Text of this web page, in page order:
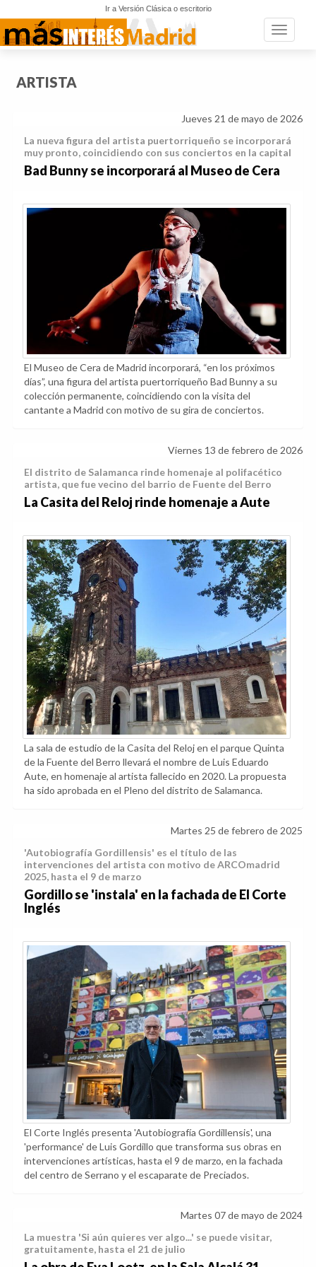
Ir a Versión Clásica o escritorio
Toggle
ARTISTA
Jueves 21 de mayo de 2026
La nueva figura del artista puertorriqueño se incorporará
muy pronto, coincidiendo con sus conciertos en la capital
Bad Bunny se incorporará al Museo de Cera
El Museo de Cera de Madrid incorporará, “en los próximos
días”, una figura del artista puertorriqueño Bad Bunny a su
colección permanente, coincidiendo con la visita del
cantante a Madrid con motivo de su gira de conciertos.
Viernes 13 de febrero de 2026
El distrito de Salamanca rinde homenaje al polifacético
artista, que fue vecino del barrio de Fuente del Berro
La Casita del Reloj rinde homenaje a Aute
La sala de estudio de la Casita del Reloj en el parque Quinta
de la Fuente del Berro llevará el nombre de Luis Eduardo
Aute, en homenaje al artista fallecido en 2020. La propuesta
ha sido aprobada en el Pleno del distrito de Salamanca.
Martes 25 de febrero de 2025
'Autobiografía Gordillensis' es el título de las
intervenciones del artista con motivo de ARCOmadrid
2025, hasta el 9 de marzo
Gordillo se 'instala' en la fachada de El Corte
Inglés
El Corte Inglés presenta 'Autobiografía Gordillensis', una
'performance' de Luis Gordillo que transforma sus obras en
intervenciones artísticas, hasta el 9 de marzo, en la fachada
del centro de Serrano y el escaparate de Preciados.
Martes 07 de mayo de 2024
La muestra 'Si aún quieres ver algo...' se puede visitar,
gratuitamente, hasta el 21 de julio